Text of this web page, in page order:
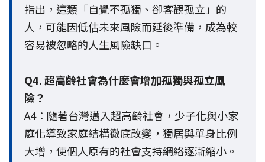
指出，這類「自覺不孤獨、卻客觀孤立」的
人，可能因低估未來風險而延後準備，成為較
容易被忽略的人生風險缺口。
Q4. 超高齡社會為什麼會增加孤獨與孤立風
險？
A4：隨著台灣邁入超高齡社會，少子化與小家
庭化導致家庭結構徹底改變，獨居與單身比例
大增，使個人原有的社會支持網絡逐漸縮小。